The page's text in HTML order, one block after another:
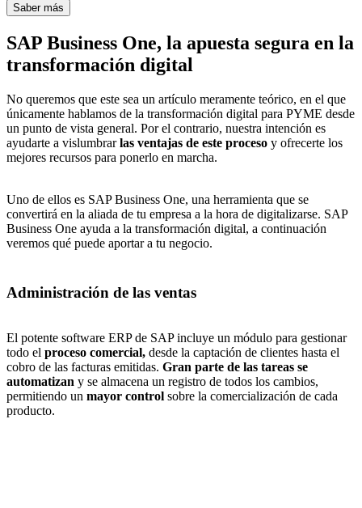
Saber más
SAP Business One, la apuesta segura en la
transformación digital
No queremos que este sea un artículo meramente teórico, en el que
únicamente hablamos de la transformación digital para PYME desde
un punto de vista general. Por el contrario, nuestra intención es
ayudarte a vislumbrarlas ventajas de este proceso y ofrecerte los
mejores recursos para ponerlo en marcha.
Uno de ellos es SAP Business One, una herramienta que se
convertirá en la aliada de tu empresa a la hora de digitalizarse. SAP
Business One ayuda a la transformación digital, a continuación
veremos qué puede aportar a tu negocio.
Administración de las ventas
El potente software ERP de SAP incluye un módulo para gestionar
todo el proceso comercial, desde la captación de clientes hasta el
cobro de las facturas emitidas. Gran parte de las tareas se
automatizan y se almacena un registro de todos los cambios,
permitiendo un mayor control sobre la comercialización de cada
producto.